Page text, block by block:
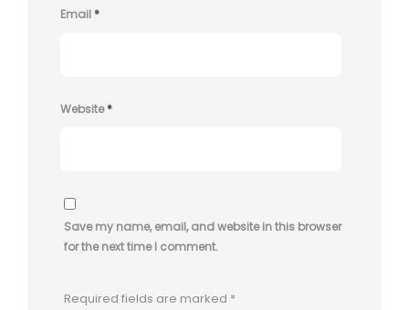
Email*
Website*
Save my name, email, and website in this browser
for the next time I comment.
Required fields are marked *